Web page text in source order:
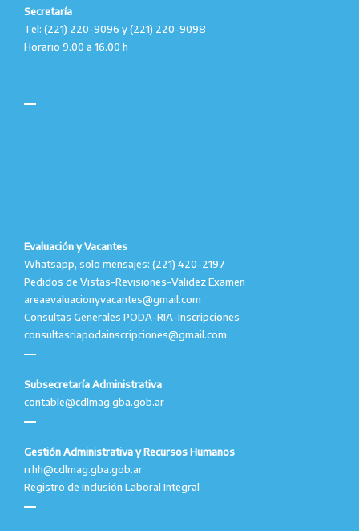
Secretaría
Tel: (221) 220-9096 y (221) 220-9098
Horario 9.00 a 16.00 h
Evaluación y Vacantes
Whatsapp, solo mensajes: (221) 420-2197
Pedidos de Vistas-Revisiones-Validez Examen
areaevaluacionyvacantes@gmail.com
Consultas Generales PODA-RIA-Inscripciones
consultasriapodainscripciones@gmail.com
Subsecretaría Administrativa
contable@cdlmag.gba.gob.ar
Gestión Administrativa y Recursos Humanos
rrhh@cdlmag.gba.gob.ar
Registro de Inclusión Laboral Integral